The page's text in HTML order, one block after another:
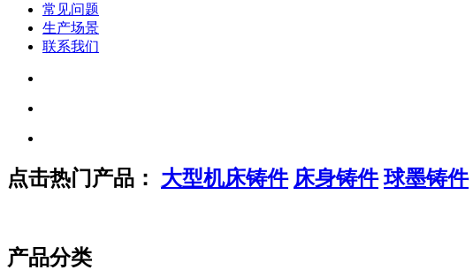
常见问题
生产场景
联系我们
点击热门产品： 大型机床铸件 床身铸件 球墨铸件
产品分类